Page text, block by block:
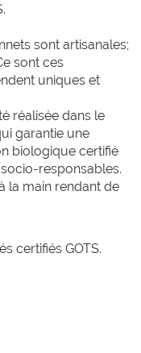
sont artisanales;
sont ces
uniques et
réalisée dans le
garantie une
biologique certifié
responsables.
la main rendant de
certifiés GOTS.